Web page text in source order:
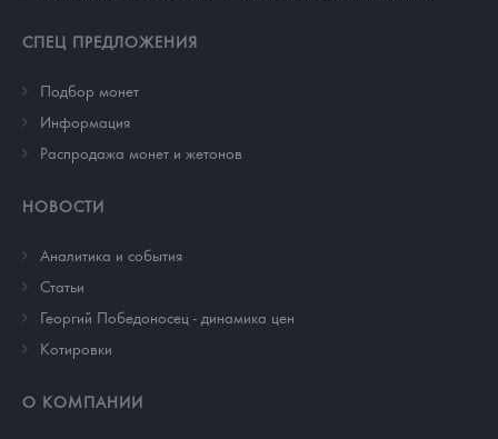
СПЕЦ ПРЕДЛОЖЕНИЯ
Подбор монет
Информация
Распродажа монет и жетонов
НОВОСТИ
Аналитика и события
Cтатьи
Георгий Победоносец - динамика цен
Котировки
О КОМПАНИИ